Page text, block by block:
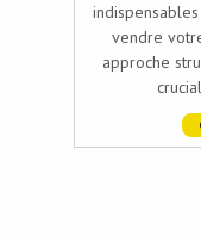
vendre
approche